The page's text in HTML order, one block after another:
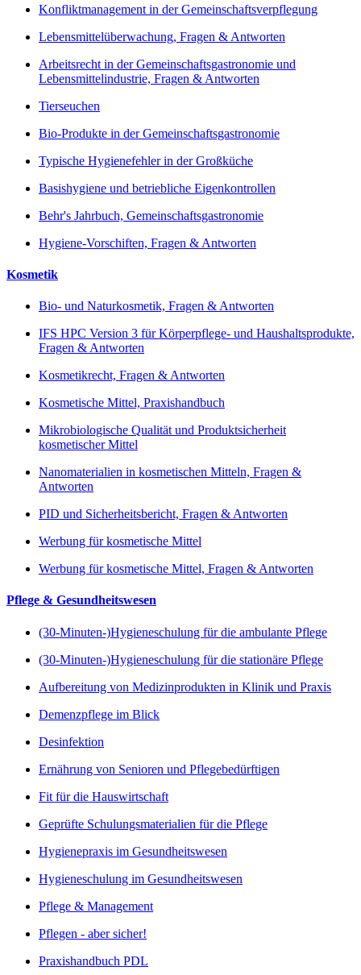
Konfliktmanagement in der Gemeinschaftsverpflegung
Lebensmittelüberwachung, Fragen & Antworten
Arbeitsrecht in der Gemeinschaftsgastronomie und
Lebensmittelindustrie, Fragen & Antworten
Tierseuchen
Bio-Produkte in der Gemeinschaftsgastronomie
Typische Hygienefehler in der Großküche
Basishygiene und betriebliche Eigenkontrollen
Behr's Jahrbuch, Gemeinschaftsgastronomie
Hygiene-Vorschiften, Fragen & Antworten
Kosmetik
Bio- und Naturkosmetik, Fragen & Antworten
IFS HPC Version 3 für Körperpflege- und Haushaltsprodukte,
Fragen & Antworten
Kosmetikrecht, Fragen & Antworten
Kosmetische Mittel, Praxishandbuch
Mikrobiologische Qualität und Produktsicherheit
kosmetischer Mittel
Nanomaterialien in kosmetischen Mitteln, Fragen &
Antworten
PID und Sicherheitsbericht, Fragen & Antworten
Werbung für kosmetische Mittel
Werbung für kosmetische Mittel, Fragen & Antworten
Pflege & Gesundheitswesen
(30-Minuten-)Hygieneschulung für die ambulante Pflege
(30-Minuten-)Hygieneschulung für die stationäre Pflege
Aufbereitung von Medizinprodukten in Klinik und Praxis
Demenzpflege im Blick
Desinfektion
Ernährung von Senioren und Pflegebedürftigen
Fit für die Hauswirtschaft
Geprüfte Schulungsmaterialien für die Pflege
Hygienepraxis im Gesundheitswesen
Hygieneschulung im Gesundheitswesen
Pflege & Management
Pflegen - aber sicher!
Praxishandbuch PDL